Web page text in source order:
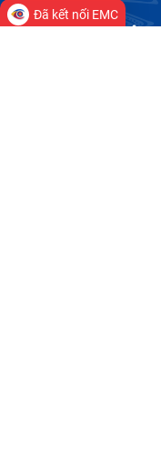
Đã kết nối EMC